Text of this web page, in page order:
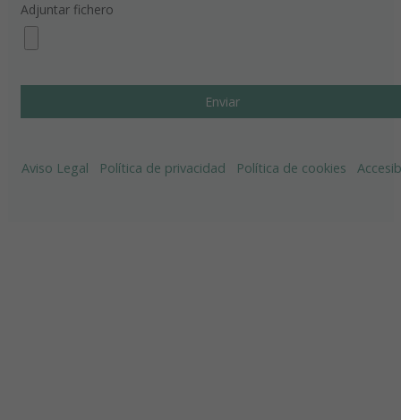
Adjuntar fichero
Aviso Legal Política de privacidad Política de cookies